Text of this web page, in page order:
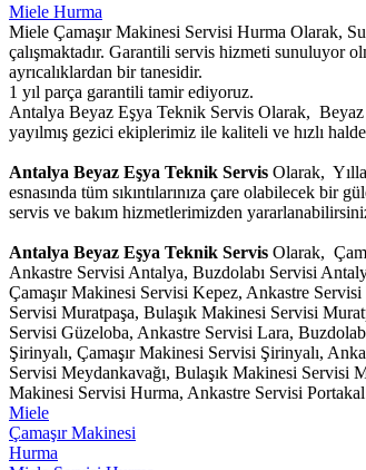
Miele Hurma
Miele Çamaşır Makinesi Servisi Hurma Olarak,
çalışmaktadır. Garantili servis hizmeti sunuluyor
ayrıcalıklardan bir tanesidir.
1 yıl parça garantili tamir ediyoruz.
Antalya Beyaz Eşya Teknik Servis Olarak,
yayılmış gezici ekiplerimiz ile kaliteli ve hızlı
Antalya Beyaz Eşya Teknik Servis Olarak,
esnasında tüm sıkıntılarınıza çare olabilecek bir
servis ve bakım hizmetlerimizden
Antalya Beyaz Eşya Teknik Servis Olarak,
Ankastre Servisi Antalya, Buzdolabı Servisi
Çamaşır Makinesi Servisi Kepez, Ankastre
Servisi Muratpaşa, Bulaşık Makinesi Servisi
Servisi Güzeloba, Ankastre Servisi Lara,
Şirinyalı, Çamaşır Makinesi Servisi Şirinyalı,
Servisi Meydankavağı, Bulaşık Makinesi Servisi
Makinesi Servisi Hurma, Ankastre Servisi
Miele
Çamaşır Makinesi
Hurma